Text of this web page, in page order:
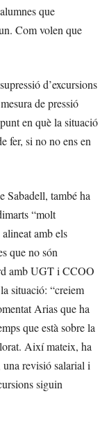
que
Com volen que
d’excursions
de pressió
en què la situació
fer, si no no ens en
Sabadell, també ha
“molt
amb els
que no són
amb UGT i CCOO
situació: “creiem
Arias que ha
que està sobre la
Així mateix, ha
una revisió salarial i
siguin